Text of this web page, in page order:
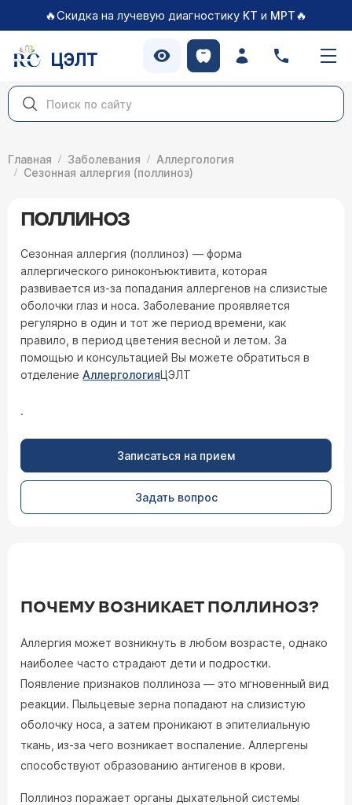
🔥Скидка на лучевую диагностику КТ и МРТ🔥
ЦЭЛТ
Главная Заболевания
Аллергология
Сезонная аллергия (поллиноз)
ПОЛЛИНОЗ
Сезонная аллергия (поллиноз) — форма
аллергического риноконъюктивита, которая
развивается из-за попадания аллергенов на слизистые
оболочки глаз и носа. Заболевание проявляется
регулярно в один и тот же период времени, как
правило, в период цветения весной и летом. За
помощью и консультацией Вы можете обратиться в
отделение АллергологияЦЭЛТ
.
Записаться на прием
Задать вопрос
ПОЧЕМУ ВОЗНИКАЕТ ПОЛЛИНОЗ?
Аллергия может возникнуть в любом возрасте, однако
наиболее часто страдают дети и подростки.
Появление признаков поллиноза — это мгновенный вид
реакции. Пыльцевые зерна попадают на слизистую
оболочку носа, а затем проникают в эпителиальную
ткань, из-за чего возникает воспаление. Аллергены
способствуют образованию антигенов в крови.
Поллиноз поражает органы дыхательной системы